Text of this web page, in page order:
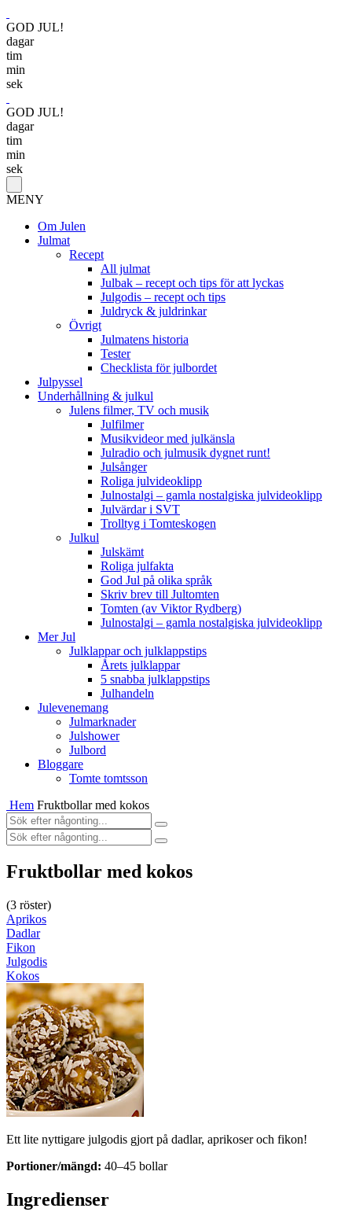
GOD JUL!
dagar
tim
min
sek
GOD JUL!
dagar
tim
min
sek
MENY
Om Julen
Julmat
Recept
All julmat
Julbak – recept och tips för att lyckas
Julgodis – recept och tips
Juldryck & juldrinkar
Övrigt
Julmatens historia
Tester
Checklista för julbordet
Julpyssel
Underhållning & julkul
Julens filmer, TV och musik
Julfilmer
Musikvideor med julkänsla
Julradio och julmusik dygnet runt!
Julsånger
Roliga julvideoklipp
Julnostalgi – gamla nostalgiska julvideoklipp
Julvärdar i SVT
Trolltyg i Tomteskogen
Julkul
Julskämt
Roliga julfakta
God Jul på olika språk
Skriv brev till Jultomten
Tomten (av Viktor Rydberg)
Julnostalgi – gamla nostalgiska julvideoklipp
Mer Jul
Julklappar och julklappstips
Årets julklappar
5 snabba julklappstips
Julhandeln
Julevenemang
Julmarknader
Julshower
Julbord
Bloggare
Tomte tomtsson
Hem Fruktbollar med kokos
Fruktbollar med kokos
(3 röster)
Aprikos
Dadlar
Fikon
Julgodis
Kokos
Ett lite nyttigare julgodis gjort på dadlar, aprikoser och fikon!
Portioner/mängd: 40–45 bollar
Ingredienser